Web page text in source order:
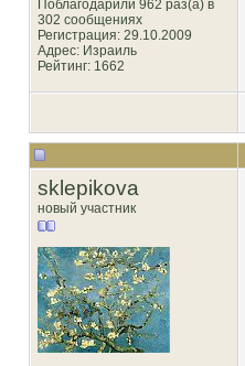
Поблагодарили 962 раз(а) в
302 сообщениях
Регистрация: 29.10.2009
Адрес: Израиль
Рейтинг: 1662
sklepikova
новый участник